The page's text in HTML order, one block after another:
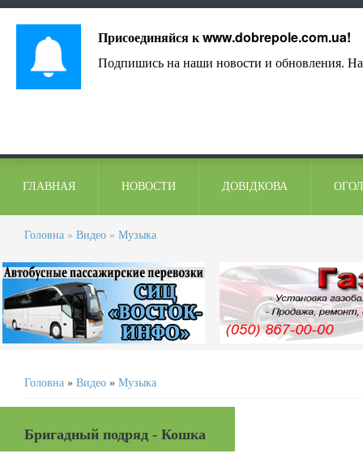
ГЛАВНАЯ НОВОСТИ ДОВІДКОВА
Головна » Видео » Музыка
Головна » Видео » Музыка
Бригадный подряд - Кошка
Присоединяйся кwww.dobrepole.com.ua!
Подпишись на наши новости и обновления.